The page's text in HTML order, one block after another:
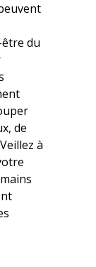
du
de
à